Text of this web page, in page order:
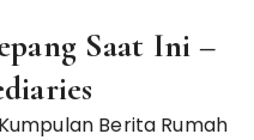
Saat Ini –
Berita Rumah